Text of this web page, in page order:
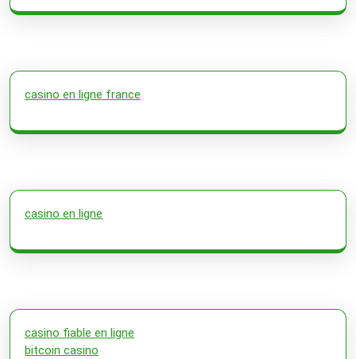
casino en ligne france
casino en ligne
casino fiable en ligne
bitcoin casino